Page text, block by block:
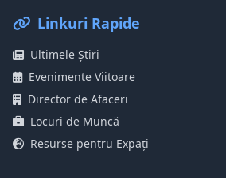
Linkuri Rapide
Ultimele Știri
Evenimente Viitoare
Director de Afaceri
Locuri de Muncă
Resurse pentru Expați